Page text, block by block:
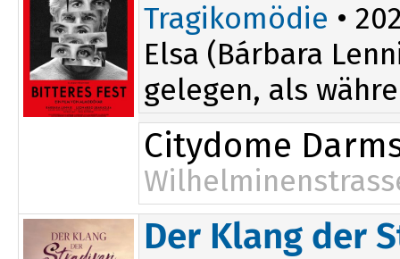
Tragikomödie •
Elsa (Bárbara
gelegen, als
Citydome
20:00
Der Klang der